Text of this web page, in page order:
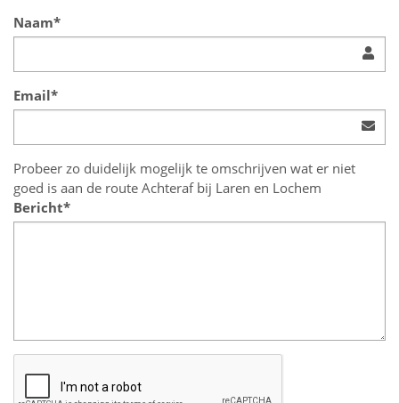
Naam*
Email*
Probeer zo duidelijk mogelijk te omschrijven wat er niet
goed is aan de route Achteraf bij Laren en Lochem
Bericht*